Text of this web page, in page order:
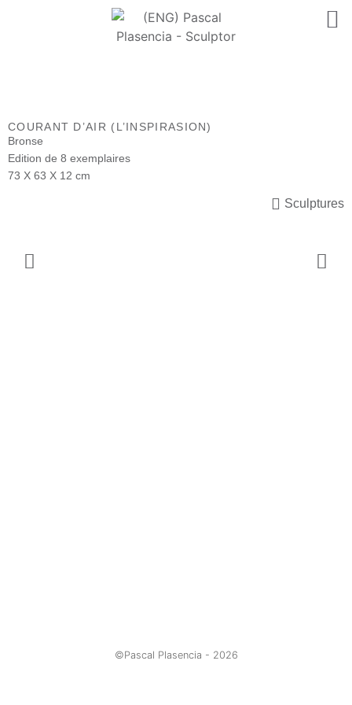
COURANT D’AIR (L’INSPIRASION)
Bronse
Edition de 8 exemplaires
73 X 63 X 12 cm
Sculptures
©Pascal Plasencia - 2026